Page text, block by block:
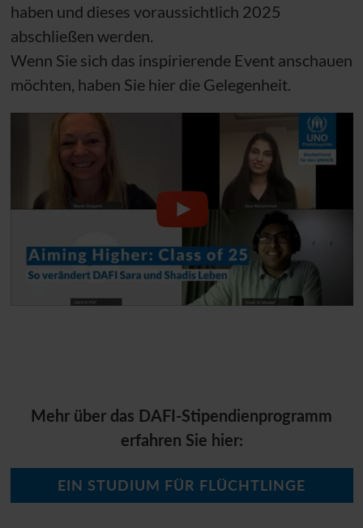
haben und dieses voraussichtlich 2025
abschließen werden.
Wenn Sie sich das inspirierende Event anschauen
möchten, haben Sie hier die Gelegenheit.
Mehr über das DAFI-Stipendienprogramm
erfahren Sie hier:
EIN STUDIUM FÜR FLÜCHTLINGE